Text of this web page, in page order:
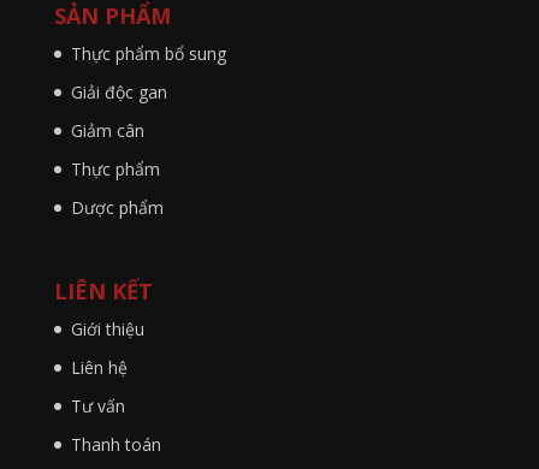
SẢN PHẨM
Thực phẩm bổ sung
Giải độc gan
Giảm cân
Thực phẩm
Dược phẩm
LIÊN KẾT
Giới thiệu
Liên hệ
Tư vấn
Thanh toán